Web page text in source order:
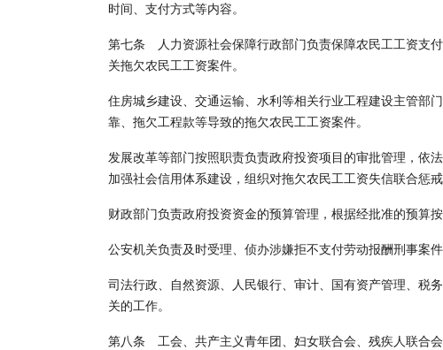
时间、支付方式等内容。
第七条 人力资源社会保障行政部门负责保障农民工工资支
关拖欠农民工工资案件。
住房城乡建设、交通运输、水利等相关行业工程建设主管部
靠、拖欠工程款等导致的拖欠农民工工资案件。
发展改革等部门按照职责负责政府投资项目的审批管理，依
加强社会信用体系建设，组织对拖欠农民工工资失信联合惩
财政部门负责政府投资资金的预算管理，根据经批准的预算
公安机关负责及时受理、侦办涉嫌拒不支付劳动报酬刑事案
司法行政、自然资源、人民银行、审计、国有资产管理、税
关的工作。
第八条 工会、共产主义青年团、妇女联合会、残疾人联合